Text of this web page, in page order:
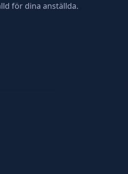
för dina anställda.